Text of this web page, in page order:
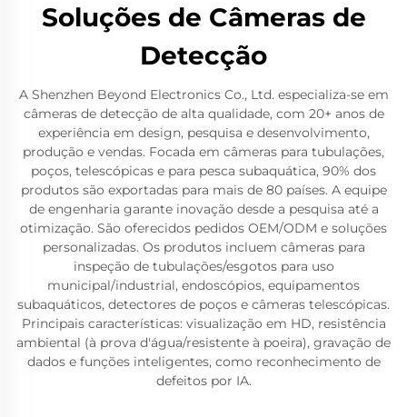
Soluções de Câmeras de
Detecção
A Shenzhen Beyond Electronics Co., Ltd. especializa-se em
câmeras de detecção de alta qualidade, com 20+ anos de
experiência em design, pesquisa e desenvolvimento,
produção e vendas. Focada em câmeras para tubulações,
poços, telescópicas e para pesca subaquática, 90% dos
produtos são exportadas para mais de 80 países. A equipe
de engenharia garante inovação desde a pesquisa até a
otimização. São oferecidos pedidos OEM/ODM e soluções
personalizadas. Os produtos incluem câmeras para
inspeção de tubulações/esgotos para uso
municipal/industrial, endoscópios, equipamentos
subaquáticos, detectores de poços e câmeras telescópicas.
Principais características: visualização em HD, resistência
ambiental (à prova d'água/resistente à poeira), gravação de
dados e funções inteligentes, como reconhecimento de
defeitos por IA.